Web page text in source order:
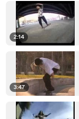
2:14
3:47